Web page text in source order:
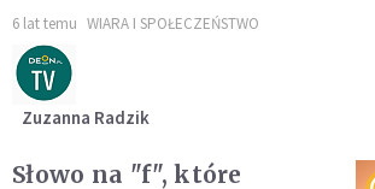
6 lat temu WIARA I SPOŁECZEŃSTWO
Zuzanna Radzik
Słowo na "f", które